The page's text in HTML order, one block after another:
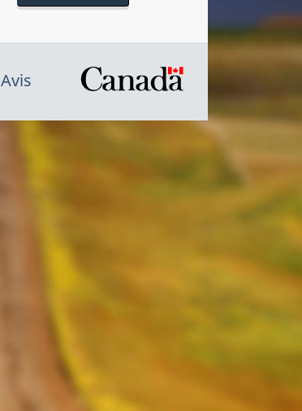
Avis
/
Symbole
du
gouvernement
du